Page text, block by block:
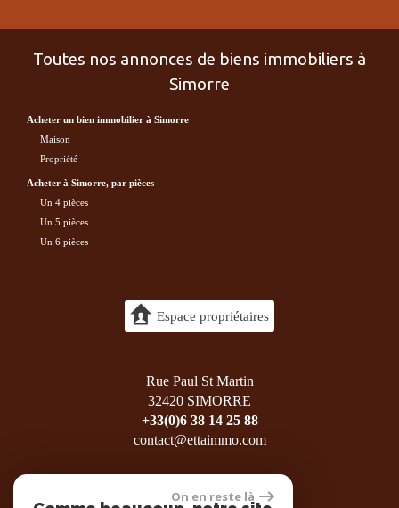
Toutes nos annonces de biens immobiliers à
Simorre
acheter un bien immobilier à Simorre
maison
propriété
acheter à Simorre, par pièces
Un 4 pièces
Un 5 pièces
Un 6 pièces
Espace propriétaires
Rue Paul St Martin
32420 SIMORRE
+33(0)6 38 14 25 88
contact@ettaimmo.com
On en reste là